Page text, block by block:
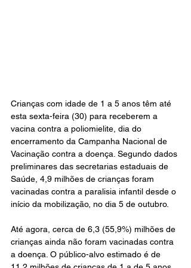
Crianças com idade de 1 a 5 anos têm até
esta sexta-feira (30) para receberem a
vacina contra a poliomielite, dia do
encerramento da Campanha Nacional de
Vacinação contra a doença. Segundo dados
preliminares das secretarias estaduais de
Saúde, 4,9 milhões de crianças foram
vacinadas contra a paralisia infantil desde o
início da mobilização, no dia 5 de outubro.
Até agora, cerca de 6,3 (55,9%) milhões de
crianças ainda não foram vacinadas contra
a doença. O público-alvo estimado é de